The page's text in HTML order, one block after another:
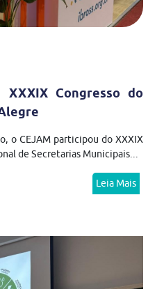
XXXIX Congresso do
o CEJAM participou do XXXIX
de Secretarias Municipais...
Leia Mais